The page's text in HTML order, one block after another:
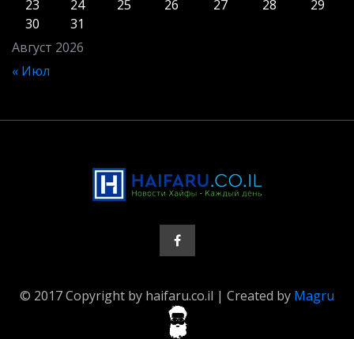
Август 2026
23
24 25 26 27 28
29
30
31
« Июл
© 2017 Copyright by haifaru.co.il | Created by Magru